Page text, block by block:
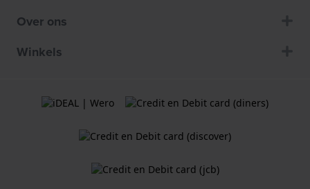
Over ons
Winkels